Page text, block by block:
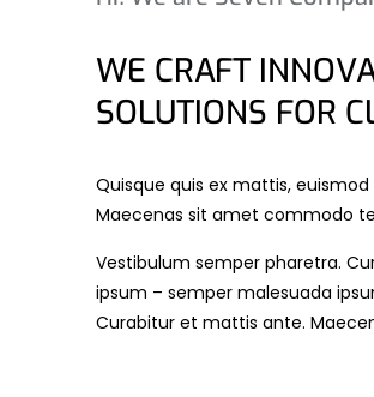
WE CRAFT
SOLUTIONS FOR
Quisque quis ex mattis,
Maecenas sit amet commodo
Vestibulum semper pharetra.
ipsum – semper malesuada
Curabitur et mattis ante.